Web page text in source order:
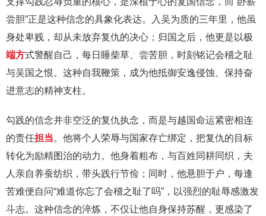
尝胆”正是这种信念的具象化表达。入吴为质的三年里，他虽
身处卑贱，却从未放弃复仇的决心；归国之后，他更是以极
端方式警醒自己，每日睡柴草、尝苦胆，时刻铭记会稽之耻
与吴国之恨。这种自我鞭策，成为他抵御安逸侵蚀、保持奋
进意志的精神支柱。
勾践的信念并非空泛的复仇执念，而是与越国命运紧密相连
的责任担当。他将个人荣辱与国家存亡绑定，把复仇的目标
转化为励精图治的动力。他身着粗布，与百姓同耕同织，夫
人亲自养蚕纺织，带头践行节俭；同时，他悬胆于户，每逢
苦难便自问“难道你忘了会稽之耻了吗”，以强烈的耻辱感激发
斗志。这种信念的淬炼，不仅让他自身保持苏醒，更感染了